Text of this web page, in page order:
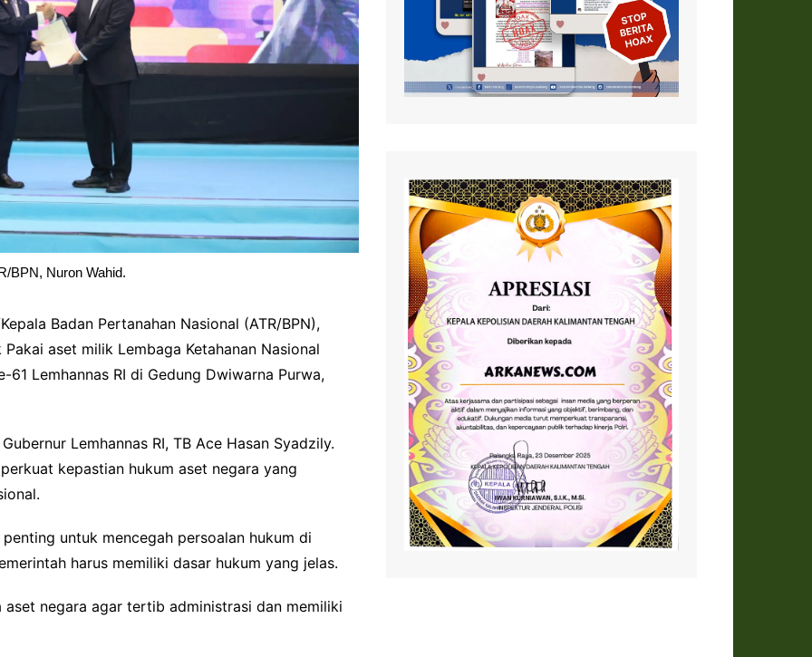
BPN, Nuron Wahid.
Badan Pertanahan Nasional (ATR/BPN),
aset milik Lembaga Ketahanan Nasional
Lemhannas RI di Gedung Dwiwarna Purwa,
Lemhannas RI, TB Ace Hasan Syadzily.
kepastian hukum aset negara yang
untuk mencegah persoalan hukum di
harus memiliki dasar hukum yang jelas.
negara agar tertib administrasi dan memiliki